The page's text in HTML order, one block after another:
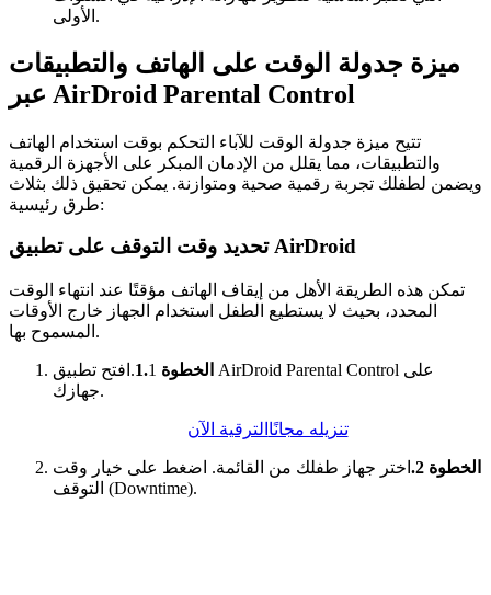
الأولى.
ميزة جدولة الوقت على الهاتف والتطبيقات
عبر AirDroid Parental Control
تتيح ميزة جدولة الوقت للآباء التحكم بوقت استخدام الهاتف
والتطبيقات، مما يقلل من الإدمان المبكر على الأجهزة الرقمية
ويضمن لطفلك تجربة رقمية صحية ومتوازنة. يمكن تحقيق ذلك بثلاث
طرق رئيسية:
تحديد وقت التوقف على تطبيق AirDroid
تمكن هذه الطريقة الأهل من إيقاف الهاتف مؤقتًا عند انتهاء الوقت
المحدد، بحيث لا يستطيع الطفل استخدام الجهاز خارج الأوقات
المسموح بها.
الخطوة 1.
1.افتح تطبيق AirDroid Parental Control على
جهازك.
تنزيله مجانًا الترقية الآن
الخطوة 2.
اختر جهاز طفلك من القائمة. اضغط على خيار وقت
التوقف (Downtime).